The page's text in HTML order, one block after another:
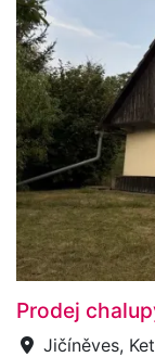
Prodej
Jičíněves,